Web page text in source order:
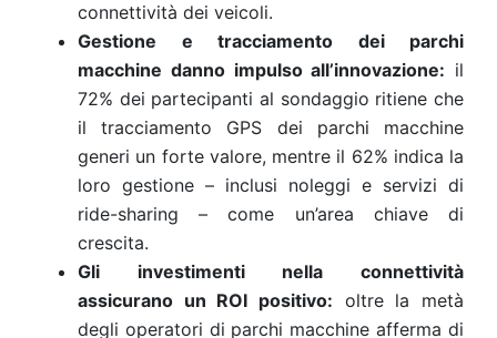
connettività dei veicoli.
Gestione e tracciamento dei parchi
macchine danno impulso all’innovazione: il
72% dei partecipanti al sondaggio ritiene che
il tracciamento GPS dei parchi macchine
generi un forte valore, mentre il 62% indica la
loro gestione – inclusi noleggi e servizi di
ride-sharing – come un’area chiave di
crescita.
Gli investimenti nella connettività
assicurano un ROI positivo: oltre la metà
degli operatori di parchi macchine afferma di